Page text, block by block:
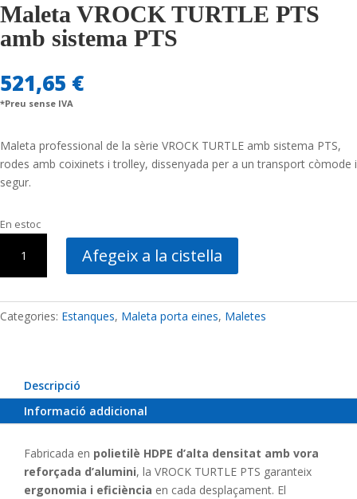
Maleta VROCK TURTLE PTS
amb sistema PTS
521,65 €
*Preu sense IVA
Maleta professional de la sèrie VROCK TURTLE amb sistema PTS,
rodes amb coixinets i trolley, dissenyada per a un transport còmode i
segur.
En estoc
Maleta
TURTLE
Afegeix a la cistella
Categories: Estanques, Maleta porta eines, Maletes
Descripció
Informació addicional
Fabricada en polietilè HDPE d’alta densitat amb vora
reforçada d’alumini, la VROCK TURTLE PTS garanteix
ergonomia i eficiència en cada desplaçament. El